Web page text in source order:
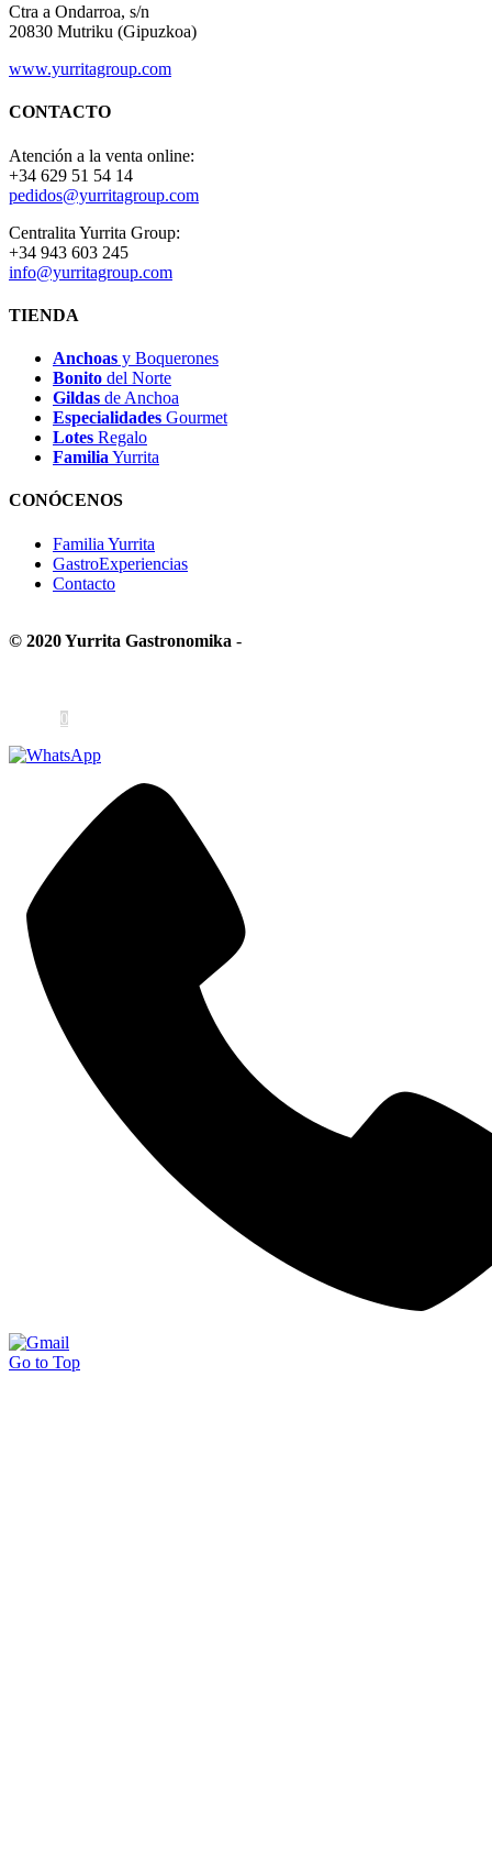
Ctra a Ondarroa, s/n
20830 Mutriku (Gipuzkoa)
www.yurritagroup.com
CONTACTO
Atención a la venta online:
+34 629 51 54 14
pedidos@yurritagroup.com
Centralita Yurrita Group:
+34 943 603 245
info@yurritagroup.com
TIENDA
Anchoas y Boquerones
Bonito del Norte
Gildas de Anchoa
Especialidades Gourmet
Lotes Regalo
Familia Yurrita
CONÓCENOS
Familia Yurrita
GastroExperiencias
Contacto
© 2020 Yurrita Gastronomika -
0
Go to Top